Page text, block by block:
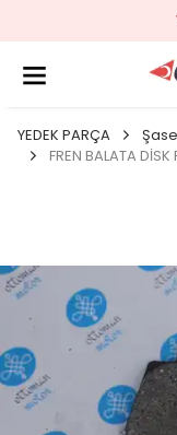
YEDEK PARÇA
FREN BALATA